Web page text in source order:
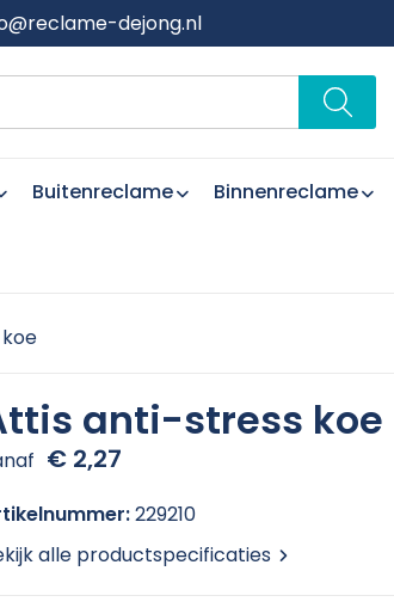
dejong.nl
Buitenreclame Binnenreclame
anti-stress koe
€ 2,27
229210
alle productspecificaties